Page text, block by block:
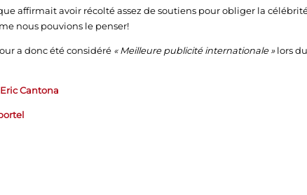
affirmait avoir récolté assez de soutiens pour obliger la
nous pouvions le penser!
a donc été considéré « Meilleure publicité internationale »lors
Cantona